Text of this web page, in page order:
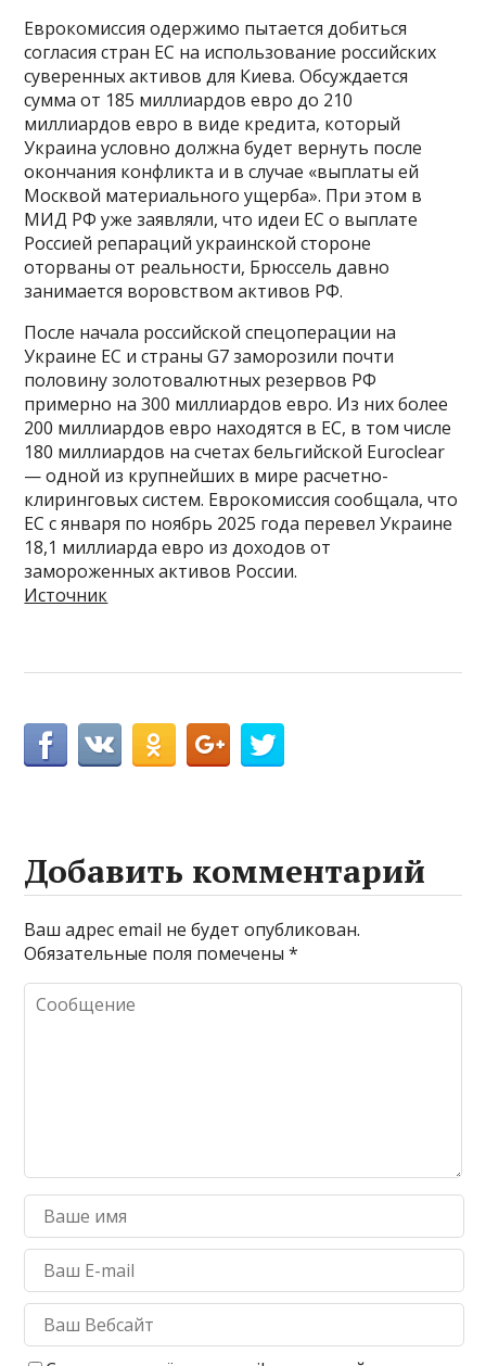
Еврокомиссия одержимо пытается добиться
согласия стран ЕС на использование российских
суверенных активов для Киева. Обсуждается
сумма от 185 миллиардов евро до 210
миллиардов евро в виде кредита, который
Украина условно должна будет вернуть после
окончания конфликта и в случае «выплаты ей
Москвой материального ущерба». При этом в
МИД РФ уже заявляли, что идеи ЕС о выплате
Россией репараций украинской стороне
оторваны от реальности, Брюссель давно
занимается воровством активов РФ.
После начала российской спецоперации на
Украине ЕС и страны G7 заморозили почти
половину золотовалютных резервов РФ
примерно на 300 миллиардов евро. Из них более
200 миллиардов евро находятся в ЕС, в том числе
180 миллиардов на счетах бельгийской Euroclear
— одной из крупнейших в мире расчетно-
клиринговых систем. Еврокомиссия сообщала, что
ЕС с января по ноябрь 2025 года перевел Украине
18,1 миллиарда евро из доходов от
замороженных активов России.
Источник
Добавить комментарий
Ваш адрес email не будет опубликован.
Обязательные поля помечены*